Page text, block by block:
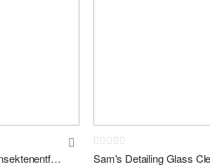
Sam's Insect Remover - Insektenentferner 500ml
Rating:
0%